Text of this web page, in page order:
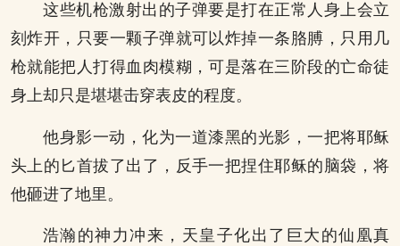
这些机枪激射出的子弹要是打在正常人身上会立
刻炸开，只要一颗子弹就可以炸掉一条胳膊，只用几
枪就能把人打得血肉模糊，可是落在三阶段的亡命徒
身上却只是堪堪击穿表皮的程度。
他身影一动，化为一道漆黑的光影，一把将耶稣
头上的匕首拔了出了，反手一把捏住耶稣的脑袋，将
他砸进了地里。
浩瀚的神力冲来，天皇子化出了巨大的仙凰真